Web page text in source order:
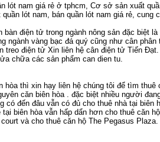
lót nam giá rẻ ở tphcm Cơ sở sản xuất
lót nam bán quần lót nam giá rẻ cung
bàn điện tử trong ngành nông sản đặc biệt là
ngành vàng bạc đá quý cũng như cân phân
treo điện tử Xin liên hệ cân điện tử Tiến
chữa các sản phẩm can dien tu
hòa thì xin hạy liên hệ chúng tôi để tìm thuê
căn biên hòa . đặc biệt nhiều người
có đến đâu vẫn có đủ cho thuê nhà tại biên
tại biên hòa vẫn hấp dẩn hơn cho thuê căn
và cho thuê căn hộ The Pegasus Plaza